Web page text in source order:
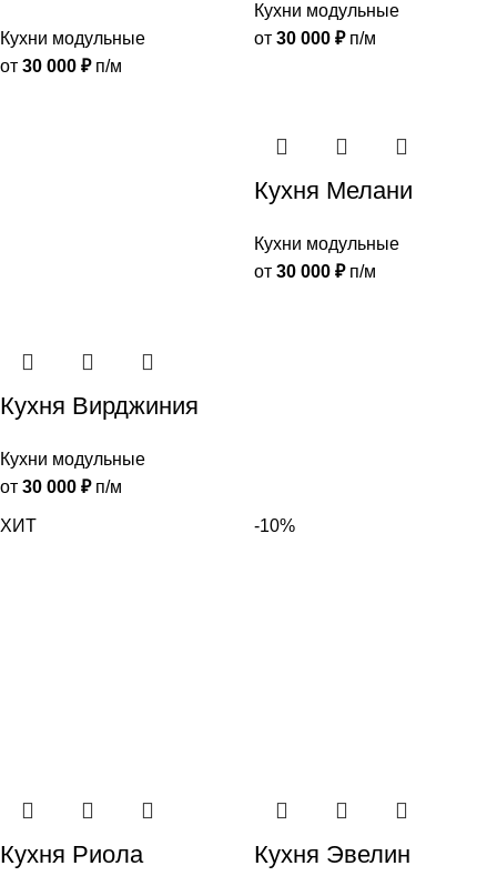
Кухни модульные
от 30 000 ₽п/м
Кухни модульные
от 30 000 ₽п/м
Кухня Вирджиния
Кухни модульные
от 30 000 ₽п/м
Кухня Мелани
Кухни модульные
от 30 000 ₽п/м
ХИТ
Кухня Риола
-10%
Кухня Эвелин